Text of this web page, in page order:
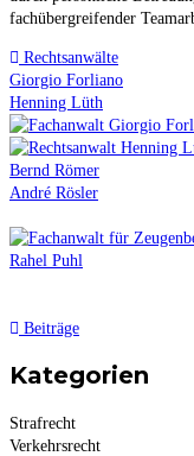
fachübergreifender
Rechtsanwälte
Giorgio Forliano
Henning Lüth
Bernd Römer
André Rösler
Rahel Puhl
Beiträge
Kategorien
Strafrecht
Verkehrsrecht